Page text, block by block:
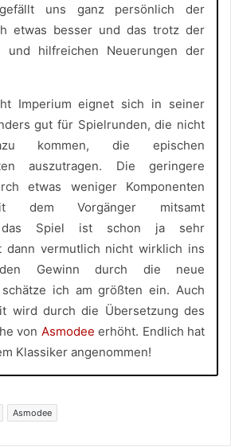
uns ganz persönlich der
etwas besser und das trotz der
und hilfreichen Neuerungen der
Imperium eignet sich in seiner
gut für Spielrunden, die nicht
kommen, die epischen
auszutragen. Die geringere
etwas weniger Komponenten
dem Vorgänger mitsamt
das Spiel ist schon ja sehr
dann vermutlich nicht wirklich ins
Gewinn durch die neue
ich am größten ein. Auch
wird durch die Übersetzung des
von Asmodee erhöht. Endlich hat
Klassiker angenommen!
Asmodee